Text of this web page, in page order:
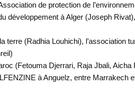
de protection de
développement à Alger (Joseph
terre (Radhia Louhichi), l’association
(Fetouma Djerrari, Raja Jbali, Aicha
à Anguelz, entre Marrakech